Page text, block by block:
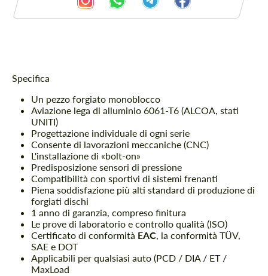
Descrizione
Specifica
Un pezzo forgiato monoblocco
Aviazione lega di alluminio 6061-T6 (ALCOA, stati
UNITI)
Progettazione individuale di ogni serie
Consente di lavorazioni meccaniche (CNC)
L'installazione di «bolt-on»
Predisposizione sensori di pressione
Compatibilità con sportivi di sistemi frenanti
Piena soddisfazione più alti standard di produzione di
forgiati dischi
1 anno di garanzia, compreso finitura
Le prove di laboratorio e controllo qualità (ISO)
Certificato di conformità EAC, la conformità TÜV,
SAE e DOT
Applicabili per qualsiasi auto (PCD / DIA / ET /
MaxLoad